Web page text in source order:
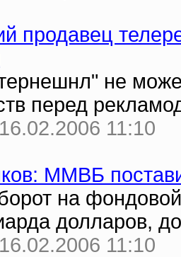
продавец
не
перед
11:10
ММВБ
на
долларов,
11:10